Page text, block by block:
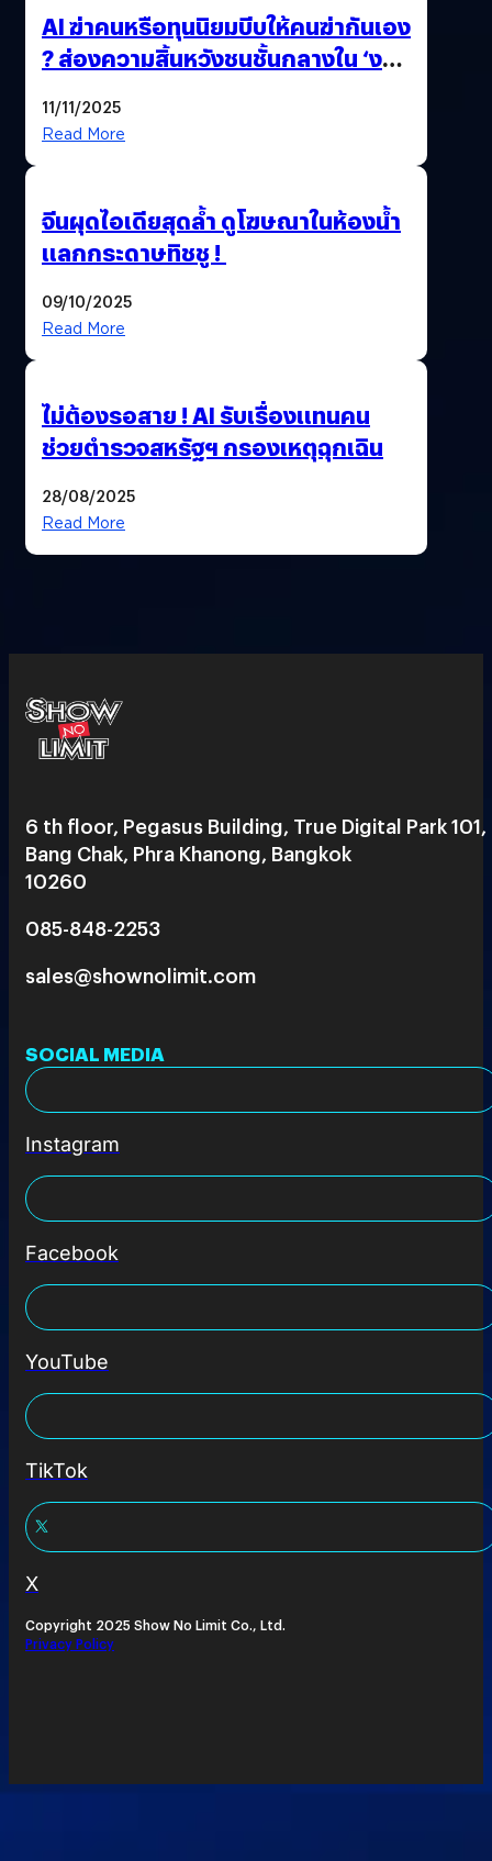
AI ฆ่าคนหรือทุนนิยมบีบให้คนฆ่ากันเอง
? ส่องความสิ้นหวังชนชั้นกลางใน ‘งาน
11/11/2025
Read More
จีนผุดไอเดียสุดล้ำ ดูโฆษณาในห้องน้ำ
แลกกระดาษทิชชู !
09/10/2025
Read More
ไม่ต้องรอสาย ! AI รับเรื่องแทนคน
ช่วยตำรวจสหรัฐฯ กรองเหตุฉุกเฉิน
28/08/2025
Read More
6 th floor, Pegasus Building, True Digital Park 101,
Bang Chak, Phra Khanong, Bangkok
10260
085-848-2253
sales@shownolimit.com
SOCIAL MEDIA
Instagram
Facebook
YouTube
TikTok
X
Copyright 2025 Show No Limit Co., Ltd.
Privacy Policy